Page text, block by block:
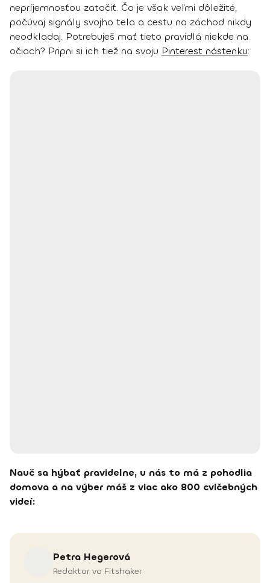
nepríjemnosťou zatočiť. Čo je však veľmi dôležité,
počúvaj signály svojho tela a cestu na záchod nikdy
neodkladaj. Potrebuješ mať tieto pravidlá niekde na
očiach? Pripni si ich tiež na svoju Pinterest nástenku:
Nauč sa hýbať pravidelne, u nás to má z pohodlia
domova a na výber máš z viac ako 800 cvičebných
videí:
Petra Hegerová
Redaktor vo Fitshaker